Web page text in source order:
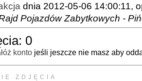
dnia 2012-05-06 14:00:11,
Pojazdów Zabytkowych -
0
konto jeśli jeszcze nie masz aby
ZDJĘCIA